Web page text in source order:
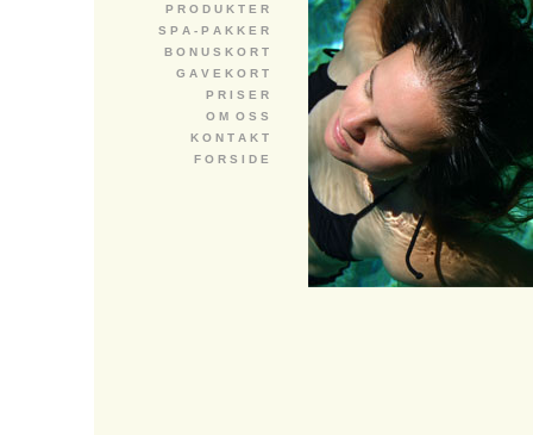
P R O D U K T E R
S P A - P A K K E R
B O N U S K O R T
G A V E K O R T
P R I S E R
O M O S S
K O N T A K T
F O R S I D E